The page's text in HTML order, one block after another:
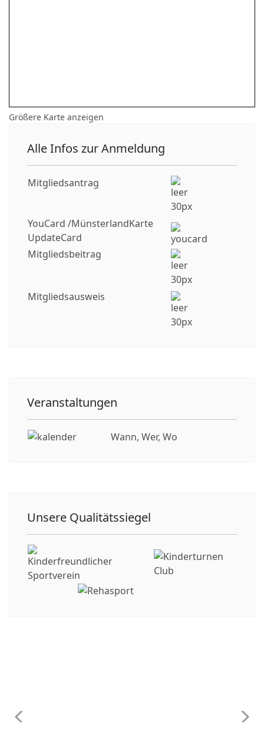
Größere Karte anzeigen
Alle Infos zur Anmeldung
Mitgliedsantrag
YouCard /MünsterlandKarte
UpdateCard
Mitgliedsbeitrag
Mitgliedsausweis
Veranstaltungen
Wann, Wer, Wo
Unsere Qualitätssiegel